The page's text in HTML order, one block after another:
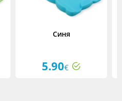
Синя
5.90€